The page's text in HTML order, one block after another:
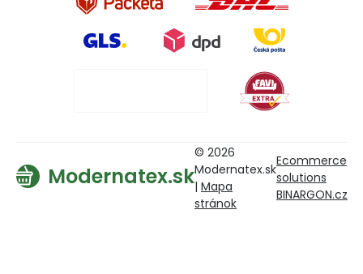
Modernatex.sk
© 2026
Modernatex.sk
| Mapa
stránok
Ecommerce
solutions
BINARGON.cz